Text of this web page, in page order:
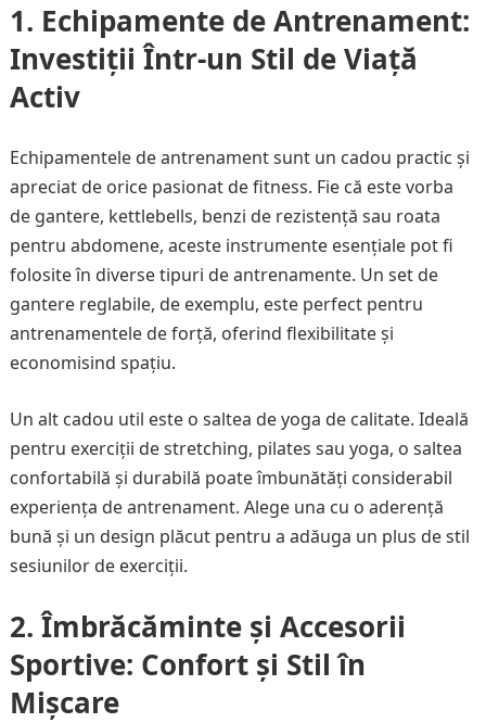
1. Echipamente de Antrenament:
Investiții Într-un Stil de Viață
Activ
Echipamentele de antrenament sunt un cadou practic și
apreciat de orice pasionat de fitness. Fie că este vorba
de gantere, kettlebells, benzi de rezistență sau roata
pentru abdomene, aceste instrumente esențiale pot fi
folosite în diverse tipuri de antrenamente. Un set de
gantere reglabile, de exemplu, este perfect pentru
antrenamentele de forță, oferind flexibilitate și
economisind spațiu.
Un alt cadou util este o saltea de yoga de calitate. Ideală
pentru exerciții de stretching, pilates sau yoga, o saltea
confortabilă și durabilă poate îmbunătăți considerabil
experiența de antrenament. Alege una cu o aderență
bună și un design plăcut pentru a adăuga un plus de stil
sesiunilor de exerciții.
2. Îmbrăcăminte și Accesorii
Sportive: Confort și Stil în
Mișcare